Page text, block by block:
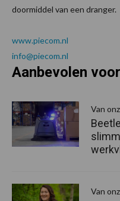
doormiddel van een dranger.
www.piecom.nl
info@piecom.nl
Aanbevolen
Van
Van